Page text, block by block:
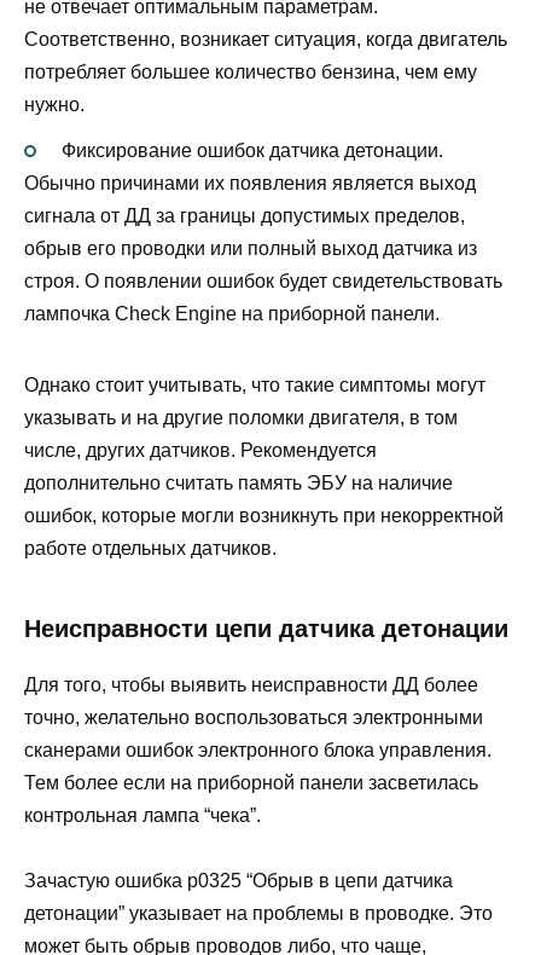
не отвечает оптимальным параметрам.
Соответственно, возникает ситуация, когда двигатель
потребляет большее количество бензина, чем ему
нужно.
Фиксирование ошибок датчика детонации.
Обычно причинами их появления является выход
сигнала от ДД за границы допустимых пределов,
обрыв его проводки или полный выход датчика из
строя. О появлении ошибок будет свидетельствовать
лампочка Check Engine на приборной панели.
Однако стоит учитывать, что такие симптомы могут
указывать и на другие поломки двигателя, в том
числе, других датчиков. Рекомендуется
дополнительно считать память ЭБУ на наличие
ошибок, которые могли возникнуть при некорректной
работе отдельных датчиков.
Неисправности цепи датчика детонации
Для того, чтобы выявить неисправности ДД более
точно, желательно воспользоваться электронными
сканерами ошибок электронного блока управления.
Тем более если на приборной панели засветилась
контрольная лампа “чека”.
Зачастую ошибка р0325 “Обрыв в цепи датчика
детонации” указывает на проблемы в проводке. Это
может быть обрыв проводов либо, что чаще,